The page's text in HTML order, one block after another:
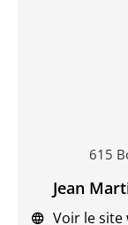
615
Jean
Voir le site